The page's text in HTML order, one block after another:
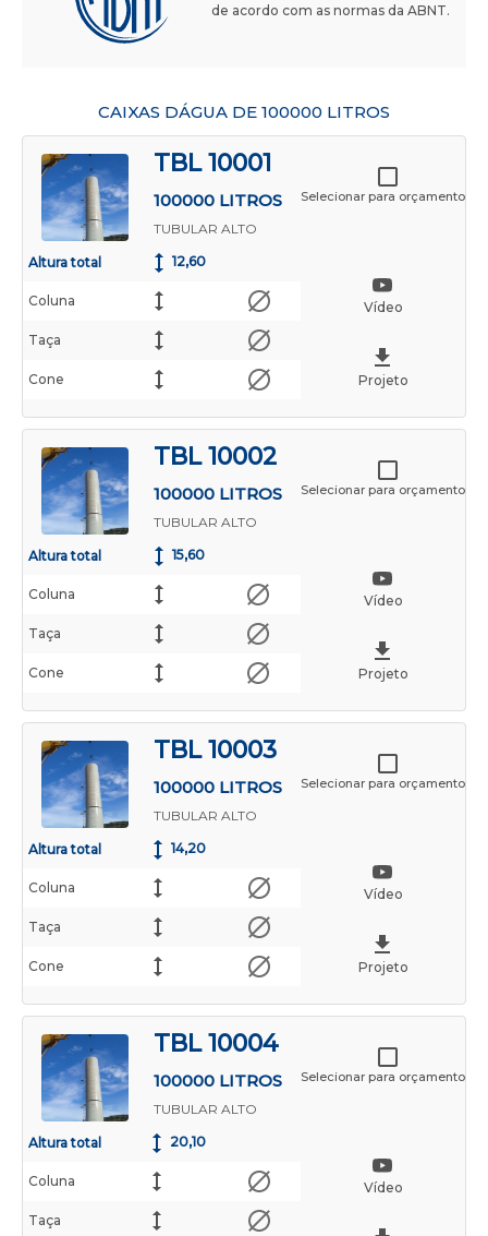
de acordo com as normas da ABNT.
CAIXAS DÁGUA DE 100000 LITROS
TBL 10001
100000 LITROS
TUBULAR ALTO
Vídeo
Projeto
Altura total 12,60
Coluna
Taça
Cone
Selecionar para orçamento
TBL 10002
100000 LITROS
TUBULAR ALTO
Vídeo
Projeto
Altura total 15,60
Coluna
Taça
Cone
Selecionar para orçamento
TBL 10003
100000 LITROS
TUBULAR ALTO
Vídeo
Projeto
Altura total 14,20
Coluna
Taça
Cone
Selecionar para orçamento
TBL 10004
100000 LITROS
TUBULAR ALTO
Vídeo
Altura total 20,10
Coluna
Taça
Selecionar para orçamento